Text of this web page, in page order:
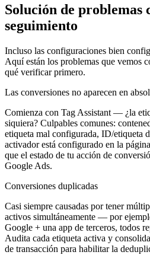
Solución de problemas
seguimiento
Incluso las configuraciones bien
Aquí están los problemas que vemos
qué verificar primero.
Las conversiones no aparecen en
Comienza con Tag Assistant — ¿la
siquiera? Culpables comunes:
etiqueta mal configurada, ID/etiqueta
activador está configurado en la
que el estado de tu acción de
Google Ads.
Conversiones duplicadas
Casi siempre causadas por tener
activos simultáneamente — por
Google + una app de terceros, todos
Audita cada etiqueta activa y
de transacción para habilitar la